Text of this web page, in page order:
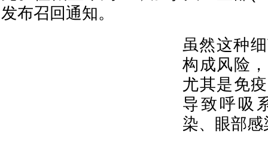
发布召回通知。
虽然这种
构成风险
尤其是免
导致呼吸
染、眼部